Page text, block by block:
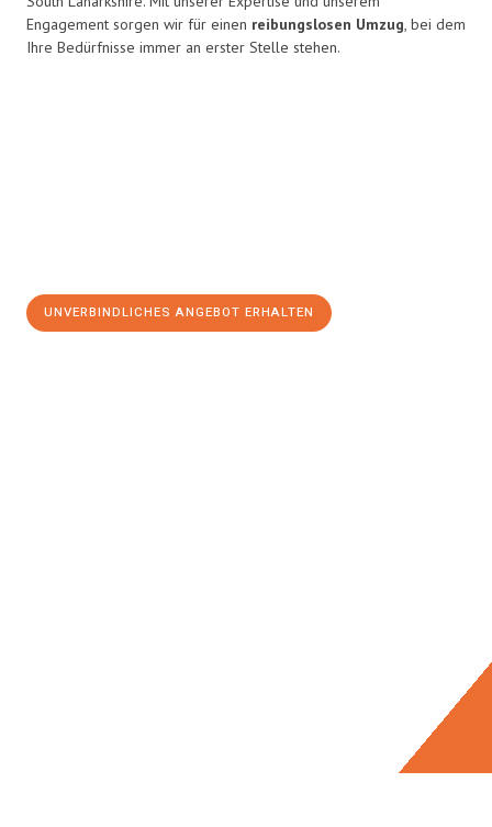
Engagement sorgen wir für einen reibungslosen Umzug, bei dem
Ihre Bedürfnisse immer an erster Stelle stehen.
UNVERBINDLICHES ANGEBOT ERHALTEN